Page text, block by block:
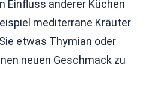
Einfluss anderer Küchen
mediterrane Kräuter
etwas Thymian oder
neuen Geschmack zu